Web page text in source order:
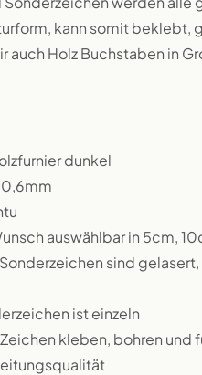
kann somit
auch Holz Buchstaben in
dunkel
auswählbar in 5cm,
sind
ist einzeln
kleben, bohren und